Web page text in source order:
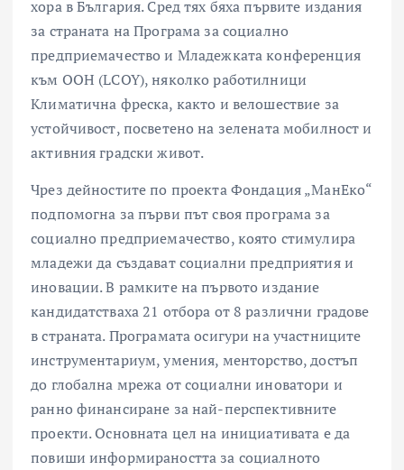
хора в България. Сред тях бяха първите издания
за страната на Програма за социално
предприемачество и Младежката конференция
към ООН (LCOY), няколко работилници
Климатична фреска, както и велошествие за
устойчивост, посветено на зелената мобилност и
активния градски живот.
Чрез дейностите по проекта Фондация „МанЕко“
подпомогна за първи път своя програма за
социално предприемачество, която стимулира
младежи да създават социални предприятия и
иновации. В рамките на първото издание
кандидатстваха 21 отбора от 8 различни градове
в страната. Програмата осигури на участниците
инструментариум, умения, менторство, достъп
до глобална мрежа от социални иноватори и
ранно финансиране за най-перспективните
проекти. Основната цел на инициативата е да
повиши информираността за социалното